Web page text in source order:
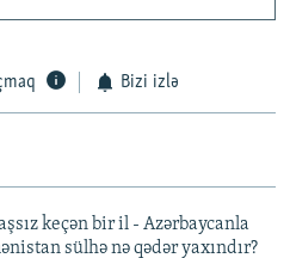
Bizi izlə
keçən bir il - Azərbaycanla
sülhə nə qədər yaxındır?